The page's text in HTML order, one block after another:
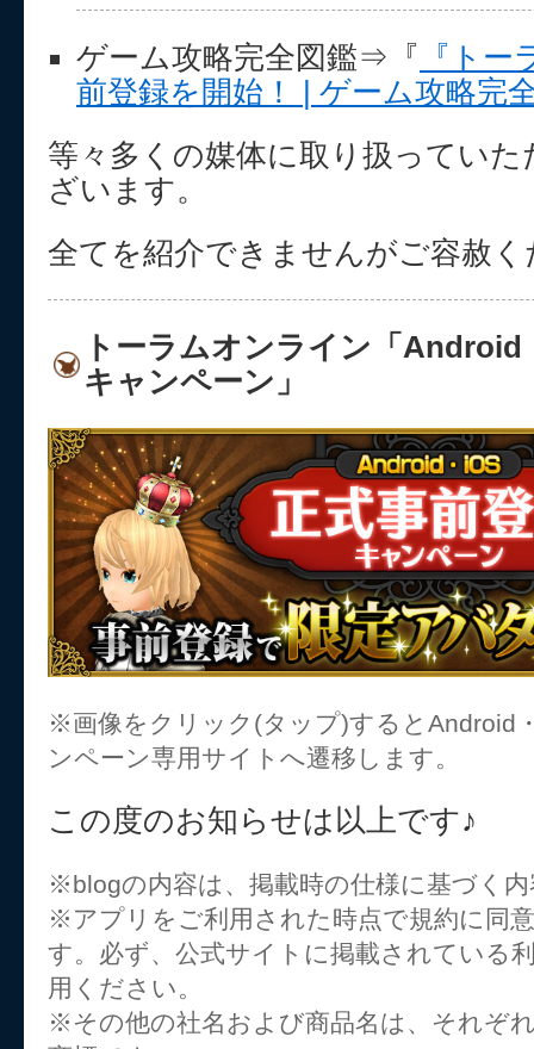
ゲーム攻略完全図鑑⇒『
『ト
前登録を開始！ | ゲーム攻略完
等々多くの媒体に取り扱ってい
ざいます。
全てを紹介できませんがご容赦く
トーラムオンライン「Android
キャンペーン」
※画像をクリック(タップ)するとAndroid
ンペーン専用サイトへ遷移します。
この度のお知らせは以上です♪
※blogの内容は、掲載時の仕様に基づく
※アプリをご利用された時点で規約に同
す。必ず、公式サイトに掲載されている
用ください。
※その他の社名および商品名は、それぞ